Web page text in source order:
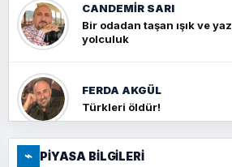
CANDEMIR SARI
Bir odadan taşan ışık ve
yolculuk
FERDA AKGÜL
Türkleri öldür!
FERHAT BÜYÜKKALKAN
⌁ PIYASA BILGILERI